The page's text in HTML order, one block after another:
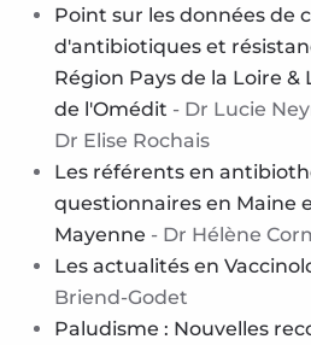
Point sur les données de
d'antibiotiques et
Région Pays de la Loire
de l'Omédit - Dr Lucie
Dr Elise Rochais
Les référents en
questionnaires en Maine
Mayenne - Dr Hélène
Les actualités en
Briend-Godet
Paludisme : Nouvelles